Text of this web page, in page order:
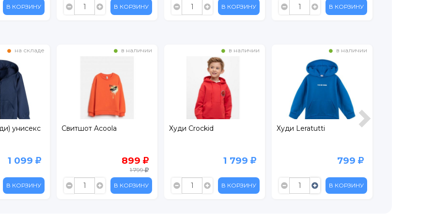
В КОРЗИНУ В КОРЗИНУ В КОРЗИНУ В КОРЗИНУ
на складе
унисекс
1 099
В КОРЗИНУ
в наличии
Свитшот Acoola
899
1 799
В КОРЗИНУ
в наличии
Худи Crockid
1 799
В КОРЗИНУ
в наличии
Худи Leratutti
799
В КОРЗИНУ